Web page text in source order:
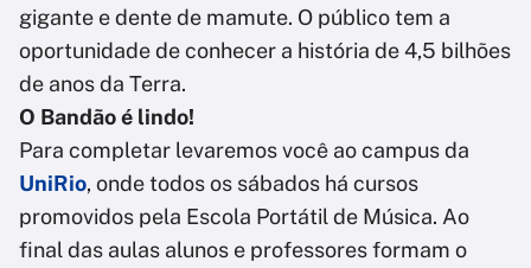
gigante e dente de mamute. O público tem a
oportunidade de conhecer a história de 4,5 bilhões
de anos da Terra.
O Bandão é lindo!
Para completar levaremos você ao campus da
UniRio, onde todos os sábados há cursos
promovidos pela Escola Portátil de Música. Ao
final das aulas alunos e professores formam o